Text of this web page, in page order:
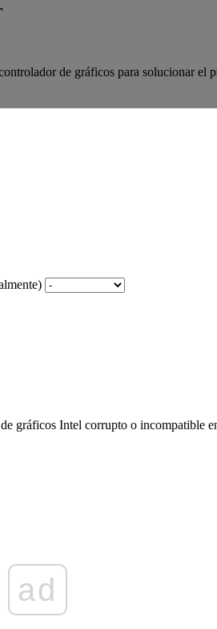
de gráficos para solucionar el
gráficos Intel corrupto o incompatible
ad